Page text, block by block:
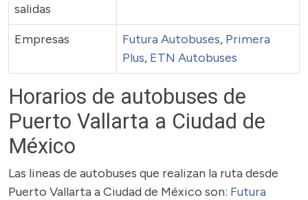
salidas
Empresas Futura Autobuses, Primera
Plus, ETN Autobuses
Horarios de autobuses de
Puerto Vallarta a Ciudad de
México
Las lineas de autobuses que realizan la ruta desde
Puerto Vallarta a Ciudad de México son: Futura